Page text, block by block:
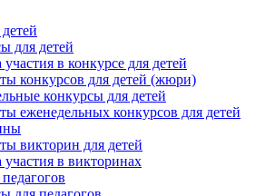
для детей
в конкурсе для детей
конкурсов для детей (жюри)
конкурсы для детей
еженедельных конкурсов для детей
викторин для детей
в викторинах